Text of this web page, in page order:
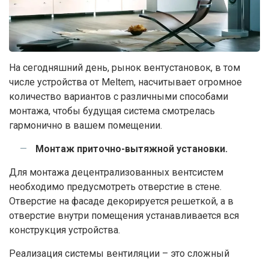
На сегодняшний день, рынок вентустановок, в том
числе устройства от Meltem, насчитывает огромное
количество вариантов с различными способами
монтажа, чтобы будущая система смотрелась
гармонично в вашем помещении.
Монтаж приточно-вытяжной установки.
Для монтажа децентрализованных вентсистем
необходимо предусмотреть отверстие в стене.
Отверстие на фасаде декорируется решеткой, а в
отверстие внутри помещения устанавливается вся
конструкция устройства.
Реализация системы вентиляции – это сложный
Оставляйте заявку
Мы свяжемся с вами в ближайшее время.